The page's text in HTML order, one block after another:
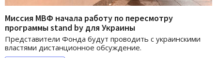
Миссия МВФ начала работу по пересмотру
программы stand by для Украины
Представители Фонда будут проводить с украинскими
властями дистанционное обсуждение.